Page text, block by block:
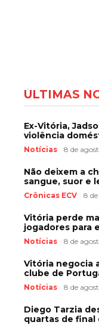
ÚLTIMAS
Ex-Vitória,
violência
Notícias 8 de
Não deixem a
sangue, suor e
Crônicas ECV 8
Vitória perde
jogadores para
Notícias 8 de
Vitória negocia
clube de
Notícias 8 de
Diego Tarzia
quartas de final